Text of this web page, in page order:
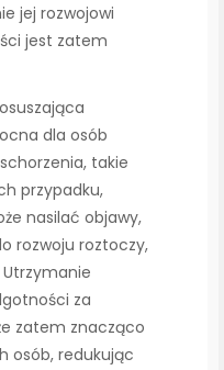
jej rozwojowi
jest zatem
dla osób
takie
przypadku,
nasilać objawy,
rozwoju roztoczy,
za
zatem znacząco
osób, redukując